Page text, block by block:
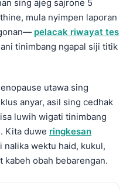
sing ajeg sajrone 5
mula nyimpen laporan
pelacak riwayat tes
tinimbang ngapal siji titik
utawa sing
anyar, asil sing cedhak
luwih wigati tinimbang
Kita duwe ringkesan
nalika wektu haid, kukul,
kabeh obah bebarengan.